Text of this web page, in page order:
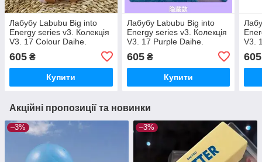
Лабубу Labubu Big into
Energy series v3. Колекція
V3. 17 Colour Daihe.
Іграшка Лабубу.
605 ₴
Купити
Лабубу Labubu Big into
Energy series v3. Колекція
V3. 17 Purple Daihe.
Лабубу. Luck-удача
605₴
Купити
V3.
605
Акційні пропозиції та новинки
–3% –3%